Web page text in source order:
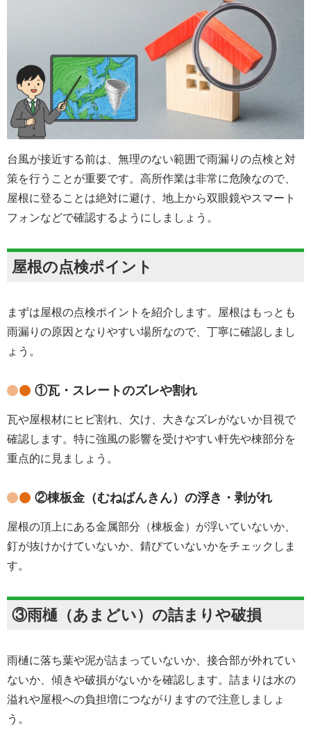
台風が接近する前は、無理のない範囲で雨漏りの点検と対
策を行うことが重要です。高所作業は非常に危険なので、
屋根に登ることは絶対に避け、地上から双眼鏡やスマート
フォンなどで確認するようにしましょう。
屋根の点検ポイント
まずは屋根の点検ポイントを紹介します。屋根はもっとも
雨漏りの原因となりやすい場所なので、丁寧に確認しまし
ょう。
①瓦・スレートのズレや割れ
瓦や屋根材にヒビ割れ、欠け、大きなズレがないか目視で
確認します。特に強風の影響を受けやすい軒先や棟部分を
重点的に見ましょう。
②棟板金（むねばんきん）の浮き・剥がれ
屋根の頂上にある金属部分（棟板金）が浮いていないか、
釘が抜けかけていないか、錆びていないかをチェックしま
す。
③雨樋（あまどい）の詰まりや破損
雨樋に落ち葉や泥が詰まっていないか、接合部が外れてい
ないか、傾きや破損がないかを確認します。詰まりは水の
溢れや屋根への負担増につながりますので注意しましょ
う。